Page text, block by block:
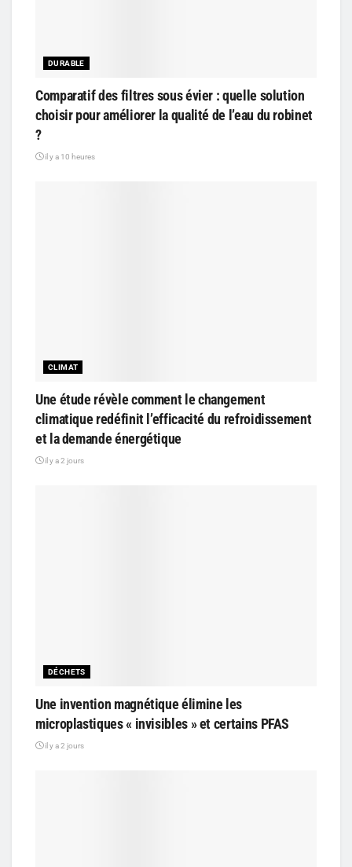
DURABLE
Comparatif des filtres sous évier : quelle solution
choisir pour améliorer la qualité de l’eau du robinet
?
il y a 10 heures
CLIMAT
Une étude révèle comment le changement
climatique redéfinit l’efficacité du refroidissement
et la demande énergétique
il y a 2 jours
DÉCHETS
Une invention magnétique élimine les
microplastiques « invisibles » et certains PFAS
il y a 2 jours